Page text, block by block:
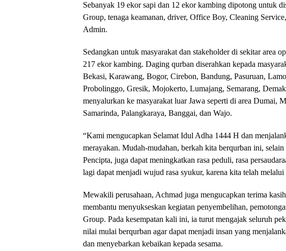
Sebanyak 19 ekor sapi dan 12 ekor kambing dipotong untuk
Group, tenaga keamanan, driver, Office Boy, Cleaning
Admin.
Sedangkan untuk masyarakat dan stakeholder di sekitar area
217 ekor kambing. Daging qurban diserahkan kepada
Bekasi, Karawang, Bogor, Cirebon, Bandung, Pasuruan,
Probolinggo, Gresik, Mojokerto, Lumajang, Semarang,
menyalurkan ke masyarakat luar Jawa seperti di area Dumai,
Samarinda, Palangkaraya, Banggai, dan Wajo.
“Kami mengucapkan Selamat Idul Adha 1444 H dan
merayakan. Mudah-mudahan, berkah kita berqurban ini,
Pencipta, juga dapat meningkatkan rasa peduli, rasa
lagi dapat menjadi wujud rasa syukur, karena kita telah
Mewakili perusahaan, Achmad juga mengucapkan terima
membantu menyukseskan kegiatan penyembelihan,
Group. Pada kesempatan kali ini, ia turut mengajak seluruh
nilai mulai berqurban agar dapat menjadi insan yang
dan menyebarkan kebaikan kepada sesama.